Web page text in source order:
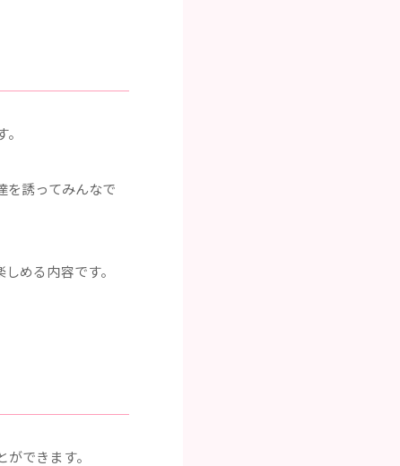
を誘ってみんなで
める内容です。
できます。